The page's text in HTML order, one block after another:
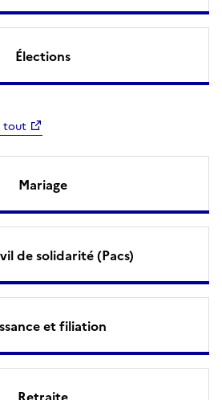
Élections
tout
Mariage
de solidarité (Pacs)
et filiation